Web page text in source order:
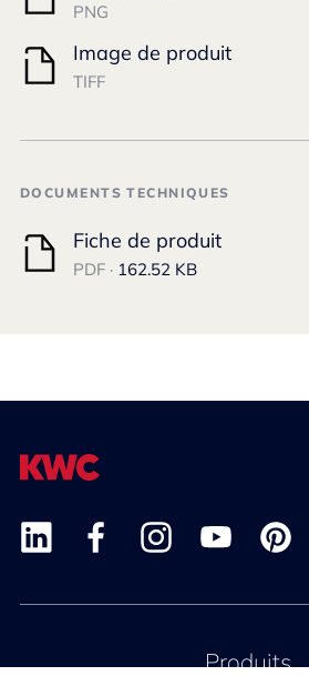
PNG
Image de produit
TIFF
DOCUMENTS TECHNIQUES
Fiche de produit
PDF · 162.52 KB
Produits